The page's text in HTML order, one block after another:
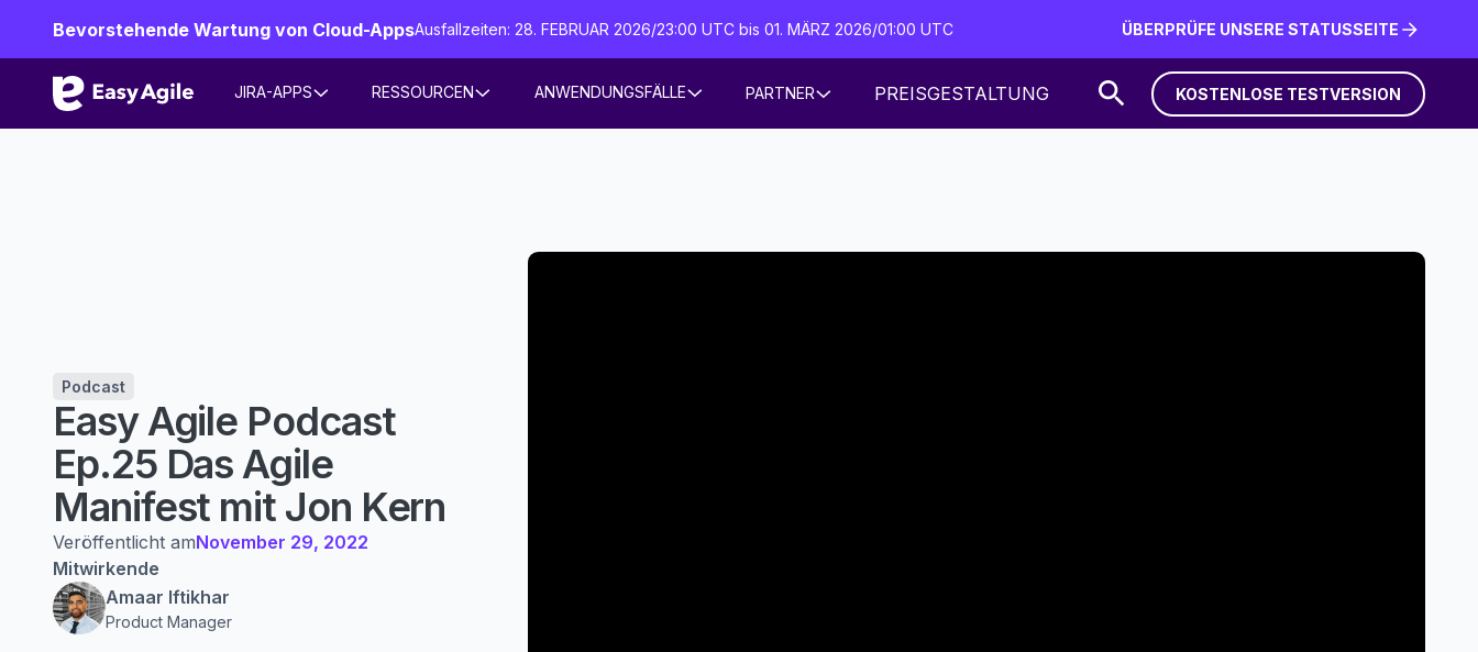
Bevorstehende Wartung von Cloud-AppsAusfallzeiten: 28. FEBRUAR 2026/23:00 UTC bis 01. MÄRZ 2026/01:00 UTC
ÜBERPRÜFE UNSERE STATUSSEITE
JIRA-APPS RESSOURCEN ANWENDUNGSFÄLLE PARTNER PREISGESTALTUNG
KOSTENLOSE TESTVERSION
KOSTENLOSE TESTVERSION
Podcast
Easy Agile Podcast
Ep.25 Das Agile
Manifest mit Jon Kern
Veröffentlicht amNovember 29, 2022
Mitwirkende
Amaar Iftikhar
Product Manager